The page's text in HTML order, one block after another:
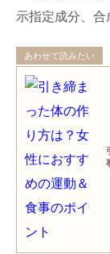
示指定成分、合
あわせて読みたい